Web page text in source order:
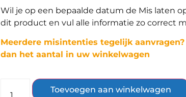
Wil je op een bepaalde datum de Mis laten
dit product en vul alle informatie zo correct
Meerdere misintenties tegelijk
dan het aantal in uw winkelwagen
Toevoegen aan winkelwagen